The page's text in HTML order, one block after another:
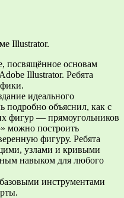
Illustrator.
посвящённое основам
Illustrator. Ребята
идеального
подробно объяснил, как с
фигур — прямоугольников
можно построить
фигуру. Ребята
узлами и кривыми
навыком для любого
инструментами